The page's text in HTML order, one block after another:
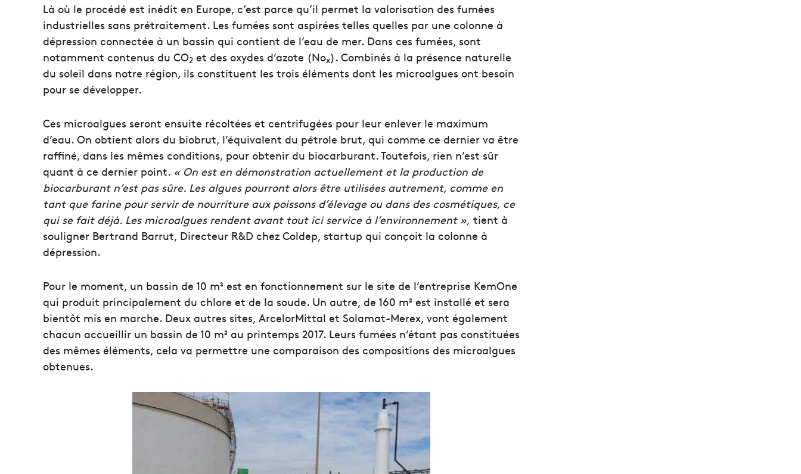
Là où le procédé est inédit en Europe, c’est parce qu’il permet la valorisation des fumées
industrielles sans prétraitement. Les fumées sont aspirées telles quelles par une colonne à
dépression connectée à un bassin qui contient de l’eau de mer. Dans ces fumées, sont
notamment contenus du CO2 et des oxydes d’azote (Nox). Combinés à la présence naturelle
du soleil dans notre région, ils constituent les trois éléments dont les microalgues ont besoin
pour se développer.
Ces microalgues seront ensuite récoltées et centrifugées pour leur enlever le maximum
d’eau. On obtient alors du biobrut, l’équivalent du pétrole brut, qui comme ce dernier va être
raffiné, dans les mêmes conditions, pour obtenir du biocarburant. Toutefois, rien n’est sûr
quant à ce dernier point. « On est en démonstration actuellement et la production de
biocarburant n’est pas sûre. Les algues pourront alors être utilisées autrement, comme en
tant que farine pour servir de nourriture aux poissons d’élevage ou dans des cosmétiques, ce
qui se fait déjà. Les microalgues rendent avant tout ici service à l’environnement », tient à
souligner Bertrand Barrut, Directeur R&D chez Coldep, startup qui conçoit la colonne à
dépression.
Pour le moment, un bassin de 10 m² est en fonctionnement sur le site de l’entreprise KemOne
qui produit principalement du chlore et de la soude. Un autre, de 160 m² est installé et sera
bientôt mis en marche. Deux autres sites, ArcelorMittal et Solamat-Merex, vont également
chacun accueillir un bassin de 10 m² au printemps 2017. Leurs fumées n’étant pas constituées
des mêmes éléments, cela va permettre une comparaison des compositions des microalgues
obtenues.